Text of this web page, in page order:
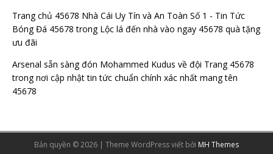
Trang chủ 45678 Nhà Cái Uy Tín và An Toàn Số 1 - Tin Tức
Bóng Đá 45678 trong Lộc lá đến nhà vào ngay 45678 quà tặng
ưu đãi
Arsenal sẵn sàng đón Mohammed Kudus về đội Trang 45678
trongnơi cập nhật tin tức chuẩn chính xác nhất mang tên
45678
Bản quyền © 2026 | Theme WordPress viết bởi MH Themes